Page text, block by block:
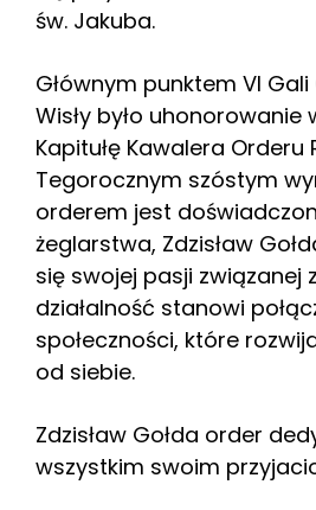
św. Jakuba.
Głównym punktem VI Gali
Wisły było
Kapitułę Kawalera Orderu
Tegorocznym szóstym
orderem jest
żeglarstwa, Zdzisław
się swojej pasji związanej
działalność stanowi
społeczności, które
od siebie.
Zdzisław Gołda order
wszystkim swoim